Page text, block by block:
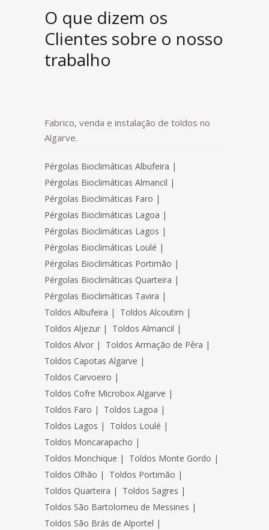
O que dizem os
Clientes sobre o nosso
trabalho
Fabrico, venda e instalação de toldos no
Algarve.
Pérgolas Bioclimáticas Albufeira |
Pérgolas Bioclimáticas Almancil |
Pérgolas Bioclimáticas Faro |
Pérgolas Bioclimáticas Lagoa |
Pérgolas Bioclimáticas Lagos |
Pérgolas Bioclimáticas Loulé |
Pérgolas Bioclimáticas Portimão |
Pérgolas Bioclimáticas Quarteira |
Pérgolas Bioclimáticas Tavira |
Toldos Albufeira | Toldos Alcoutim |
Toldos Aljezur | Toldos Almancil |
Toldos Alvor | Toldos Armação de Pêra |
Toldos Capotas Algarve |
Toldos Carvoeiro |
Toldos Cofre Microbox Algarve |
Toldos Faro | Toldos Lagoa |
Toldos Lagos | Toldos Loulé |
Toldos Moncarapacho |
Toldos Monchique | Toldos Monte Gordo |
Toldos Olhão | Toldos Portimão |
Toldos Quarteira | Toldos Sagres |
Toldos São Bartolomeu de Messines |
Toldos São Brás de Alportel |